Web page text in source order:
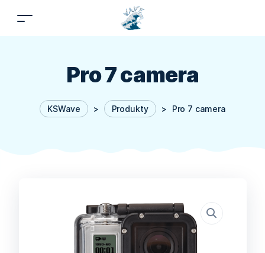
Pro 7 camera
KSWave > Produkty > Pro 7 camera